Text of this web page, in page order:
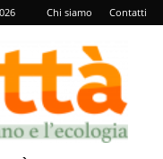
Chi siamo Contatti